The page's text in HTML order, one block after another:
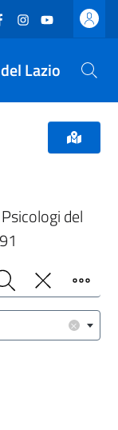
Facebook
(nuova scheda -
Instagram
(nuova scheda
YouTube
(nuova
Lazio
del
Cerca PulisciFiltro
×